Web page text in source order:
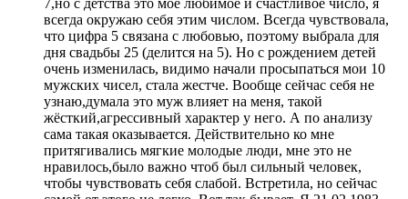
всегда окружаю себя этим числом. Всегда чувствовала,
что цифра 5 связана с любовью, поэтому выбрала для
дня свадьбы 25 (делится на 5). Но с рождением детей
очень изменилась, видимо начали просыпаться мои 10
мужских чисел, стала жестче. Вообще сейчас себя не
узнаю,думала это муж влияет на меня, такой
жёсткий,агрессивный характер у него. А по анализу
сама такая оказывается. Действительно ко мне
притягивались мягкие молодые люди, мне это не
нравилось,было важно чтоб был сильный человек,
чтобы чувствовать себя слабой. Встретила, но сейчас